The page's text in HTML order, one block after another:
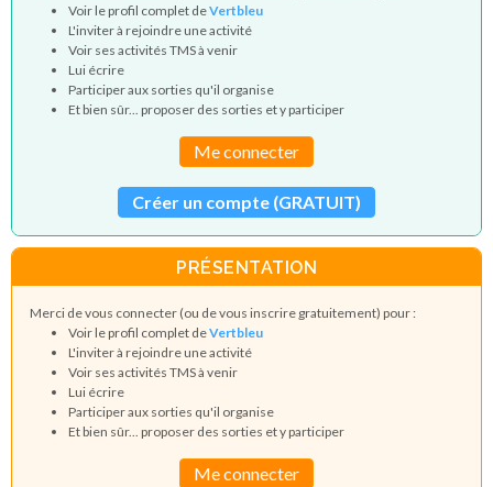
Voir le profil complet deVertbleu
L'inviter à rejoindre une activité
Voir ses activités TMS à venir
Lui écrire
Participer aux sorties qu'il organise
Et bien sûr... proposer des sorties et y participer
Me connecter
Créer un compte (GRATUIT)
PRÉSENTATION
Merci de vous connecter (ou de vous inscrire gratuitement) pour :
Voir le profil complet deVertbleu
L'inviter à rejoindre une activité
Voir ses activités TMS à venir
Lui écrire
Participer aux sorties qu'il organise
Et bien sûr... proposer des sorties et y participer
Me connecter